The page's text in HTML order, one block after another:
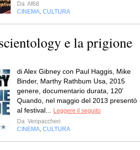
Da Af68
CINEMA, CULTURA
e la prigione
di Alex Gibney con Paul Haggis, Mike
Binder, Marthy Rathbum Usa, 2015
genere, documentario durata, 120'
Quando, nel maggio del 2013 presentò
al festival... Leggere il seguito
Da Veripaccheri
CINEMA, CULTURA